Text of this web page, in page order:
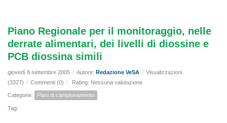
Piano Regionale per il monitoraggio, nelle
derrate alimentari, dei livelli di diossine e
PCB diossina simili
giovedì 8 settembre 2005 / Autore: Redazione VeSA / Visualizzazioni
(3327) / Commenti (0) / Rating: Nessuna valutazione
Categorie: Piani di campionamento
Tag: